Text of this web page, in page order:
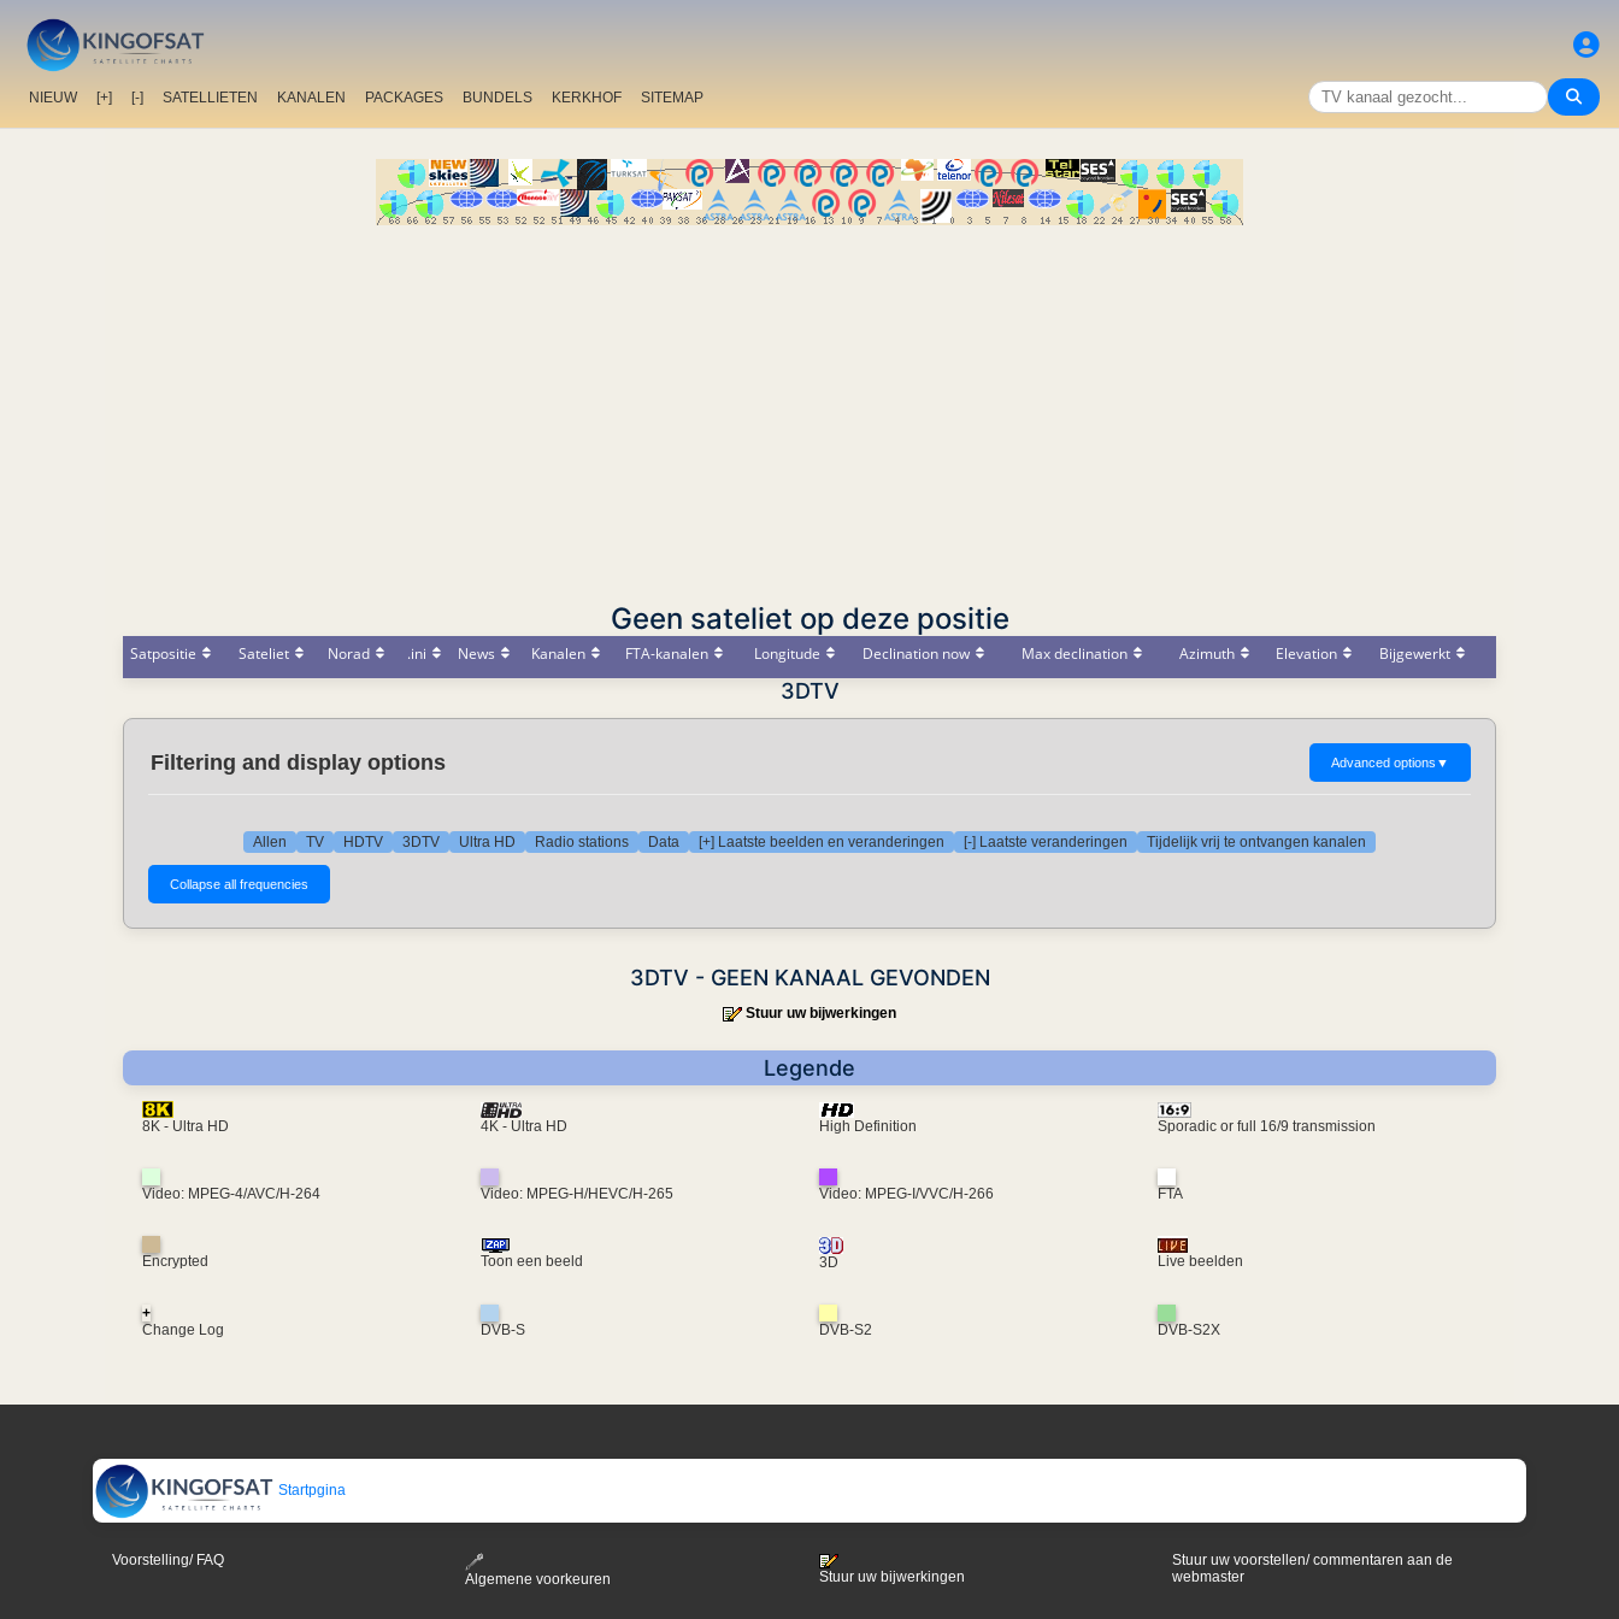
NIEUW [+] [-] SATELLIETEN KANALEN PACKAGES BUNDELS KERKHOF SITEMAP
Geen sateliet op deze positie
Satpositie Sateliet Norad .ini News Kanalen FTA-kanalen Longitude Declination now Max declination Azimuth Elevation Bijgewerkt
3DTV
Filtering and display options Advanced options ▼
Allen TV HDTV 3DTV Ultra HD Radio stations Data [+] Laatste beelden en veranderingen [-] Laatste veranderingen Tijdelijk vrij te ontvangen kanalen
3DTV - GEEN KANAAL GEVONDEN
Stuur uw bijwerkingen
Legende
8K - Ultra HD 4K - Ultra HD High Definition Sporadic or full 16/9 transmission
Video: MPEG-4/AVC/H-264 Video: MPEG-H/HEVC/H-265 Video: MPEG-I/VVC/H-266 FTA
Encrypted Toon een beeld 3D Live beelden
+
Change Log
DVB-S DVB-S2 DVB-S2X
Startpgina
Voorstelling/ FAQ
Algemene voorkeuren
Stuur uw bijwerkingen
Stuur uw voorstellen/ commentaren aan de
webmaster